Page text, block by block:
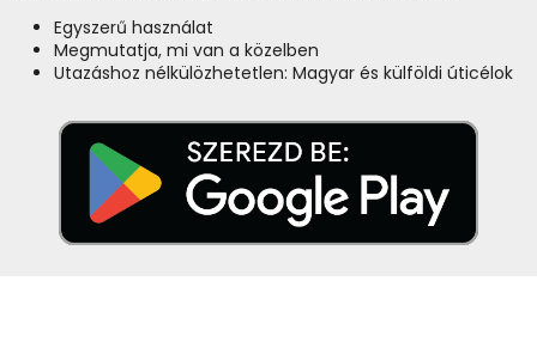
Egyszerű használat
Megmutatja, mi van a közelben
Utazáshoz nélkülözhetetlen: Magyar és külföldi úticélok